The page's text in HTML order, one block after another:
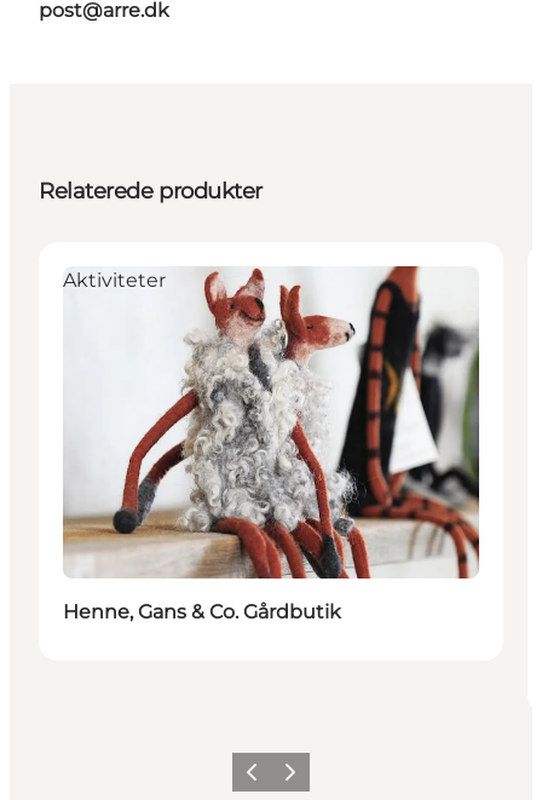
post@arre.dk
Relaterede produkter
Aktiviteter
Henne, Gans & Co. Gårdbutik
ForrigeNæste